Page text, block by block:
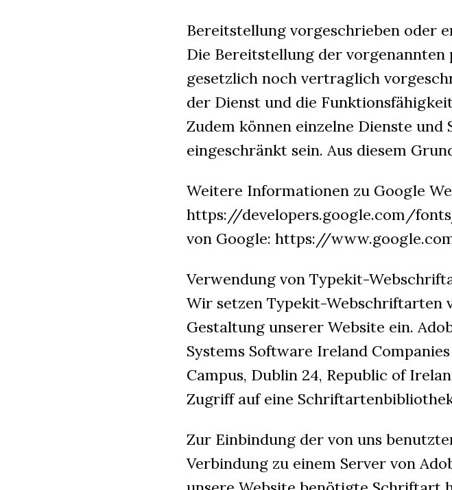
Bereitstellung vorgeschrieben oder
Die Bereitstellung der
gesetzlich noch vertraglich
der Dienst und die
Zudem können einzelne Dienste
eingeschränkt sein. Aus diesem
Weitere Informationen zu Google
https://developers.google.com/
von Google: https://
Verwendung von Typekit-
Wir setzen Typekit-Webschriftarten
Gestaltung unserer Website ein.
Systems Software Ireland
Campus, Dublin 24, Republic of
Zugriff auf eine
Zur Einbindung der von uns
Verbindung zu einem Server von